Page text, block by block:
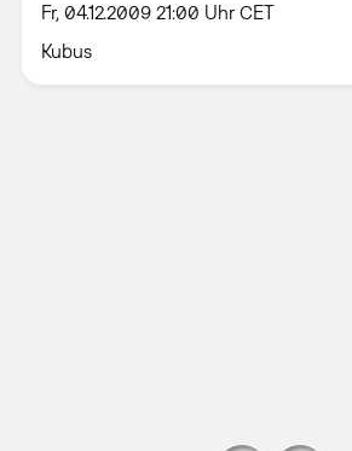
Fr, 04.12.2009 21:00 Uhr CET
Kubus